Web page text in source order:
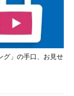
カル認証の可否
ステム割り当
グ」の手口、お見せ